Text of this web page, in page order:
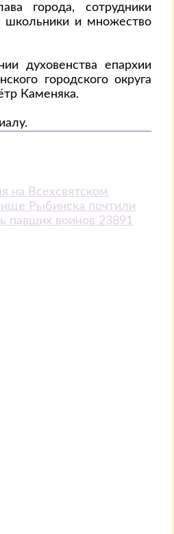
города, сотрудники
школьники и множество
духовенства епархии
городского округа
Каменяка.